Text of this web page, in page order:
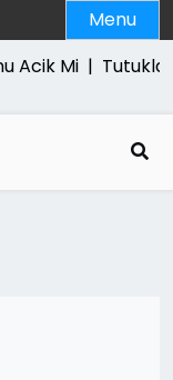
Menu
Acik Mi |